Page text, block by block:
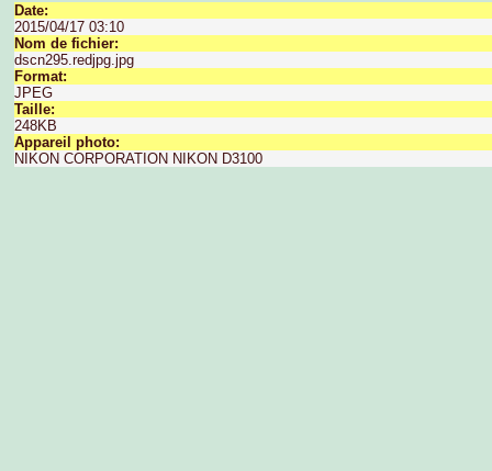
Date:
2015/04/17 03:10
Nom de fichier:
dscn295.redjpg.jpg
Format:
JPEG
Taille:
248KB
Appareil photo:
NIKON CORPORATION NIKON D3100